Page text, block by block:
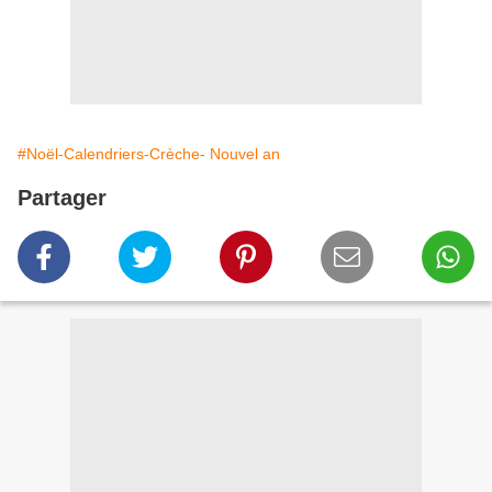
#Noël-Calendriers-Crèche- Nouvel an
Partager